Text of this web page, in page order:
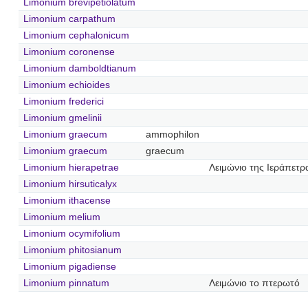
Limonium brevipetiolatum
Limonium carpathum
Limonium cephalonicum
Limonium coronense
Limonium damboldtianum
Limonium echioides
Limonium frederici
Limonium gmelinii
Limonium graecum
ammophilon
Limonium graecum
graecum
Limonium hierapetrae
Λειμώνιο της
Limonium hirsuticalyx
Limonium ithacense
Limonium melium
Limonium ocymifolium
Limonium phitosianum
Limonium pigadiense
Limonium pinnatum
Λειμώνιο το πτερωτό